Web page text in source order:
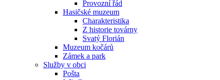
Provozní řád
Hasičské muzeum
Charakteristika
Z historie továrny
Svatý Florián
Muzeum kočárů
Zámek a park
Služby v obci
Pošta